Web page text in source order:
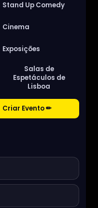
Stand Up Comedy
Cinema
Exposições
Salas de
Espetáculos de
Lisboa
Criar Evento ✏